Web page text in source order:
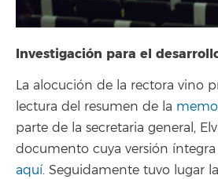
Investigación para el
La alocución de la rectora vino
lectura del resumen de la
parte de la secretaria general,
documento cuya versión íntegra
aquí. Seguidamente tuvo lugar